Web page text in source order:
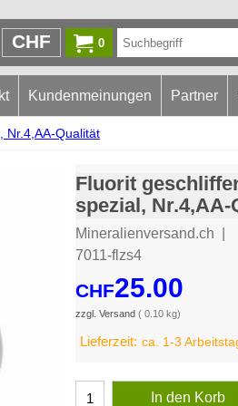
0
CHF
Kundenmeinungen Partner
Nr.4,AA-Qualität
Fluorit
spezial, Nr.4,AA-
Mineralienversand.ch
7011-flzs4
CHF25.00
zzgl. Versand 0.10 kg
Lieferzeit: ca. 1-3
In den Korb